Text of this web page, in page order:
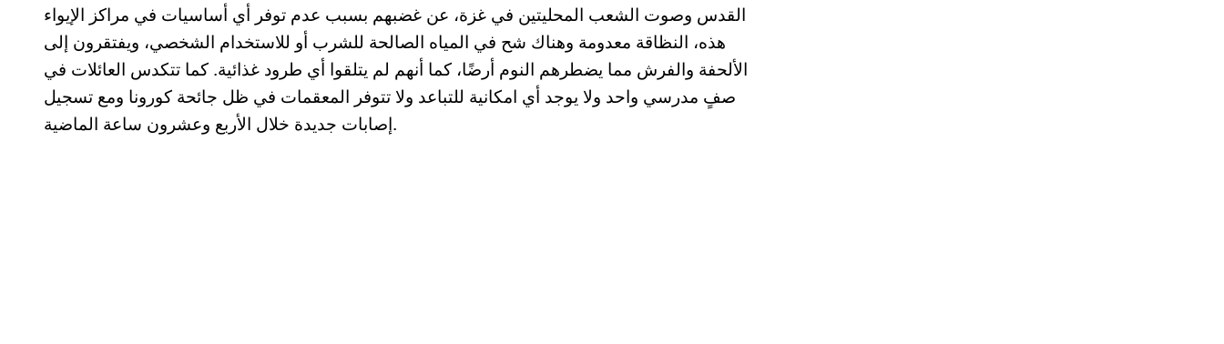
القدس وصوت الشعب المحليتين في غزة، عن غضبهم بسبب عدم توفر أي أساسيات في مراكز الإيواء
هذه، النظاقة معدومة وهناك شح في المياه الصالحة للشرب أو للاستخدام الشخصي، ويفتقرون إلى
الألحفة والفرش مما يضطرهم النوم أرضًا، كما أنهم لم يتلقوا أي طرود غذائية. كما تتكدس العائلات في
صفٍ مدرسي واحد ولا يوجد أي امكانية للتباعد ولا تتوفر المعقمات في ظل جائحة كورونا ومع تسجيل
إصابات جديدة خلال الأربع وعشرون ساعة الماضية.